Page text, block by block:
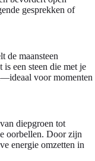
gesprekken of
de maansteen
een steen die met je
voor momenten
diepgroen tot
oorbellen. Door zijn
energie omzetten in